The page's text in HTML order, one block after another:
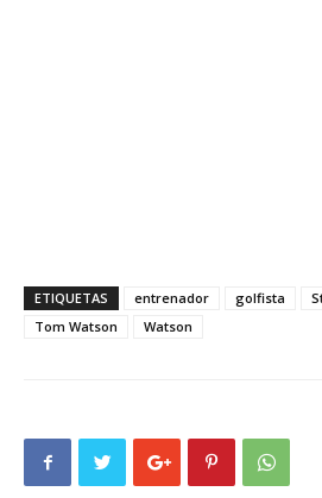
ETIQUETAS entrenador golfista
Tom Watson
Watson